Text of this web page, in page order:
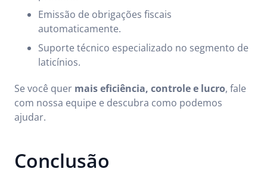
Emissão de obrigações fiscais
automaticamente.
Suporte técnico especializado no segmento de
laticínios.
Se você quer mais eficiência, controle e lucro, fale
com nossa equipe e descubra como podemos
ajudar.
Conclusão